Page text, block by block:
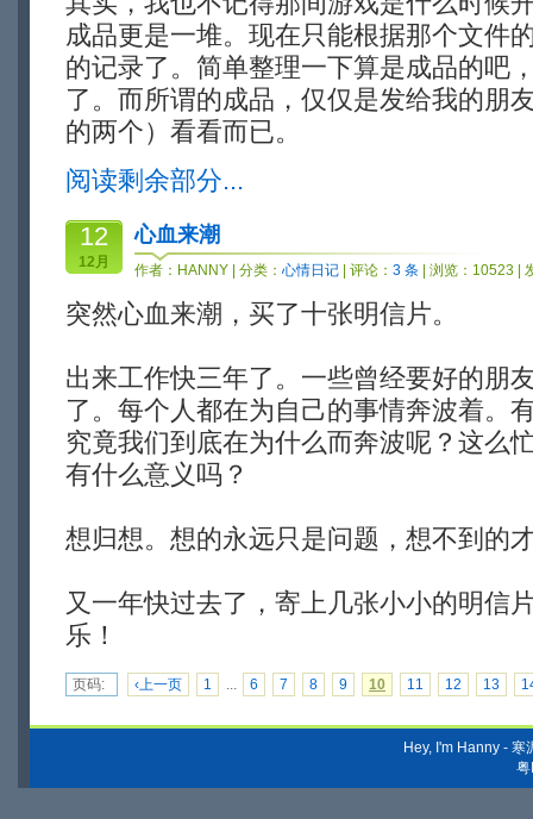
成品更是一堆。现在只能根据那个文件
的记录了。简单整理一下算是成品的吧
了。而所谓的成品，仅仅是发给我的朋
的两个）看看而已。
阅读剩余部分...
12
12月
心血来潮
作者： HANNY | 分类： 心情日记 | 评论： 3 条 | 浏览：10523 |
突然心血来潮，买了十张明信片。
出来工作快三年了。一些曾经要好的朋
了。每个人都在为自己的事情奔波着。
究竟我们到底在为什么而奔波呢？这么
有什么意义吗？
想归想。想的永远只是问题，想不到的
又一年快过去了，寄上几张小小的明信
乐！
页码: ‹上一页 1 ... 6 7 8 9 10 11 12 13
Hey, I'm Hanny - 寒